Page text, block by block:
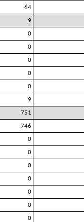
64
9
0
0
0
0
0
9
751
746
0
0
0
0
0
0
0